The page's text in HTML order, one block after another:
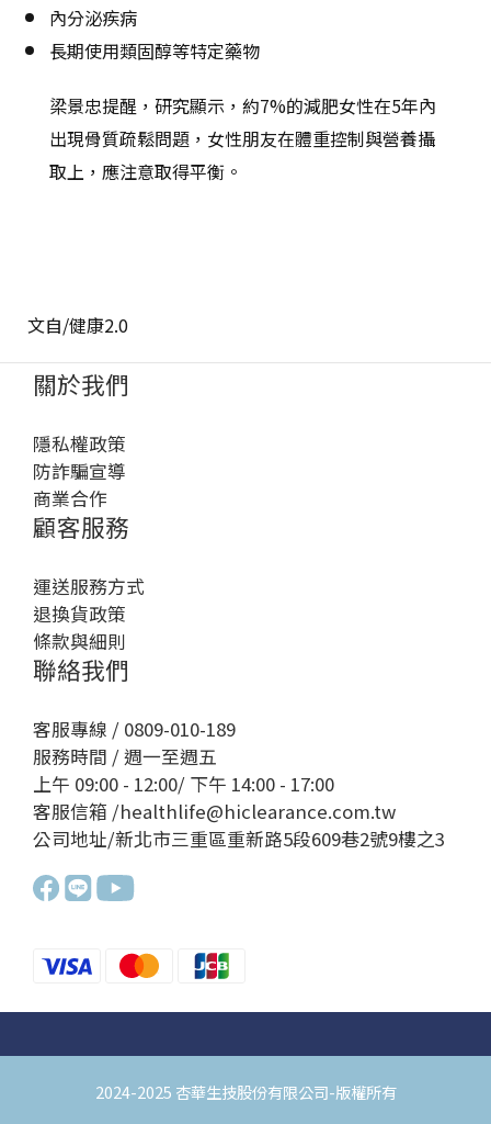
內分泌疾病
長期使用類固醇等特定藥物
梁景忠提醒，研究顯示，約7%的減肥女性在5年內
出現骨質疏鬆問題，女性朋友在體重控制與營養攝
取上，應注意取得平衡。
文自/健康2.0
關於我們
隱私權政策
防詐騙宣導
商業合作
顧客服務
運送服務方式
退換貨政策
條款與細則
聯絡我們
客服專線 / 0809-010-189
服務時間 / 週一至週五
上午 09:00 - 12:00/ 下午 14:00 - 17:00
客服信箱 /healthlife@hiclearance.com.tw
公司地址/新北市三重區重新路5段609巷2號9樓之3
2024-2025 杏華生技股份有限公司-版權所有